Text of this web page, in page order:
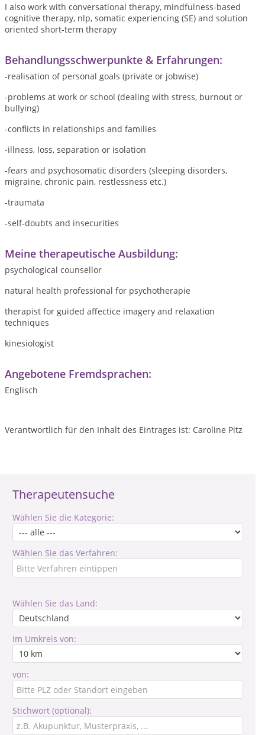
Therapeutensuche
Wählen Sie die Kategorie:
Wählen Sie das Verfahren:
Wählen Sie das Land:
Im Umkreis von:
von:
Stichwort (optional):
I also work with conversational therapy, mindfulness-based
cognitive therapy, nlp, somatic experiencing (SE) and solution
oriented short-term therapy
Behandlungsschwerpunkte & Erfahrungen:
-realisation of personal goals (private or jobwise)
-problems at work or school (dealing with stress, burnout or
bullying)
-conflicts in relationships and families
-illness, loss, separation or isolation
-fears and psychosomatic disorders (sleeping disorders,
migraine, chronic pain, restlessness etc.)
-traumata
-self-doubts and insecurities
Meine therapeutische Ausbildung:
psychological counsellor
natural health professional for psychotherapie
therapist for guided affectice imagery and relaxation
techniques
kinesiologist
Angebotene Fremdsprachen:
Englisch
Verantwortlich für den Inhalt des Eintrages ist: Caroline Pitz